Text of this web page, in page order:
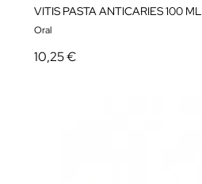
VITIS PASTA ANTICARIES 100 ML
Oral
10,25 €